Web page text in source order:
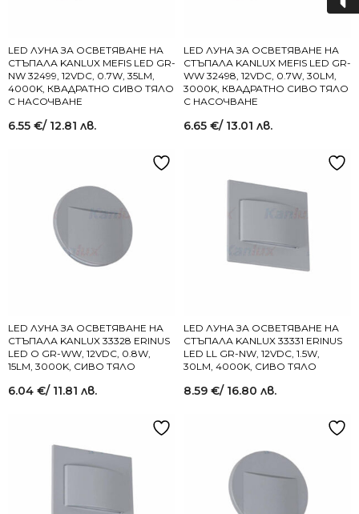
LED ЛУНА ЗА ОСВЕТЯВАНЕ НА
СТЪПАЛА KANLUX MEFIS LED GR-
NW 32499, 12VDC, 0.7W, 35LM,
4000K, КВАДРАТНО СИВО ТЯЛО
С НАСОЧВАНЕ
6.55 €/ 12.81 лв.
LED ЛУНА ЗА ОСВЕТЯВАНЕ НА
СТЪПАЛА KANLUX MEFIS LED GR-
WW 32498, 12VDC, 0.7W, 30LM,
3000K, КВАДРАТНО СИВО ТЯЛО
С НАСОЧВАНЕ
6.65 €/ 13.01 лв.
LED ЛУНА ЗА ОСВЕТЯВАНЕ НА
СТЪПАЛА KANLUX 33328 ERINUS
LED O GR-WW, 12VDC, 0.8W,
15LM, 3000K, СИВО ТЯЛО
6.04 €/ 11.81 лв.
LED ЛУНА ЗА ОСВЕТЯВАНЕ НА
СТЪПАЛА KANLUX 33331 ERINUS
LED LL GR-NW, 12VDC, 1.5W,
30LM, 4000K, СИВО ТЯЛО
8.59 €/ 16.80 лв.